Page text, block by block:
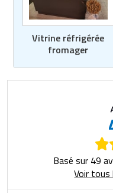
Vitrine réfrigérée
fromager
Basé sur 49
Voir tous